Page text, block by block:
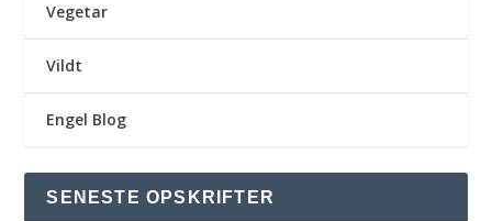
Vegetar
Vildt
Engel Blog
SENESTE OPSKRIFTER